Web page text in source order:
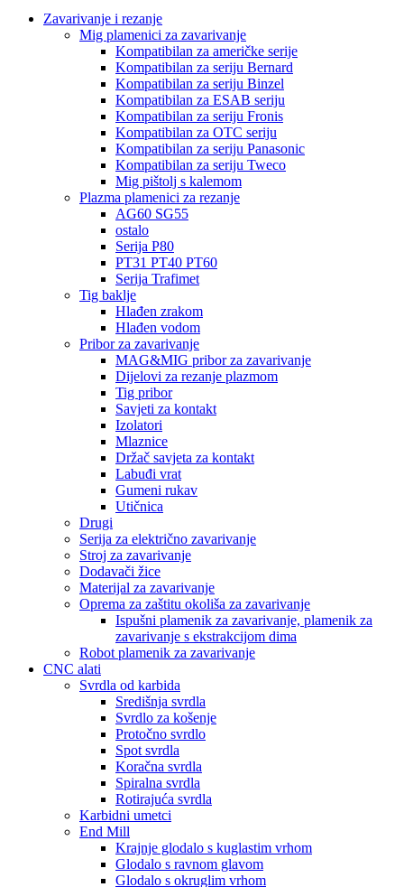
Zavarivanje i rezanje
Mig plamenici za zavarivanje
Kompatibilan za američke serije
Kompatibilan za seriju Bernard
Kompatibilan za seriju Binzel
Kompatibilan za ESAB seriju
Kompatibilan za seriju Fronis
Kompatibilan za OTC seriju
Kompatibilan za seriju Panasonic
Kompatibilan za seriju Tweco
Mig pištolj s kalemom
Plazma plamenici za rezanje
AG60 SG55
ostalo
Serija P80
PT31 PT40 PT60
Serija Trafimet
Tig baklje
Hlađen zrakom
Hlađen vodom
Pribor za zavarivanje
MAG&MIG pribor za zavarivanje
Dijelovi za rezanje plazmom
Tig pribor
Savjeti za kontakt
Izolatori
Mlaznice
Držač savjeta za kontakt
Labuđi vrat
Gumeni rukav
Utičnica
Drugi
Serija za električno zavarivanje
Stroj za zavarivanje
Dodavači žice
Materijal za zavarivanje
Oprema za zaštitu okoliša za zavarivanje
Ispušni plamenik za zavarivanje, plamenik za
zavarivanje s ekstrakcijom dima
Robot plamenik za zavarivanje
CNC alati
Svrdla od karbida
Središnja svrdla
Svrdlo za košenje
Protočno svrdlo
Spot svrdla
Koračna svrdla
Spiralna svrdla
Rotirajuća svrdla
Karbidni umetci
End Mill
Krajnje glodalo s kuglastim vrhom
Glodalo s ravnom glavom
Glodalo s okruglim vrhom